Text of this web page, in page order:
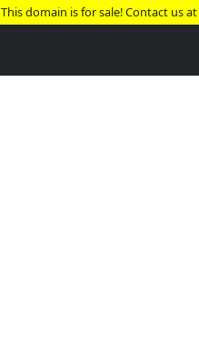
This domain is for sale! Contact us at